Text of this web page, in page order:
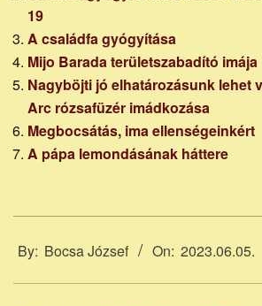
19
A családfa gyógyítása
Mijo Barada területszabadító imája
Nagyböjti jó elhatározásunk lehet
Arc rózsafüzér imádkozása
Megbocsátás, ima ellenségeinkért
A pápa lemondásának háttere
06-
By: Bocsa József On: 2023.06.05.